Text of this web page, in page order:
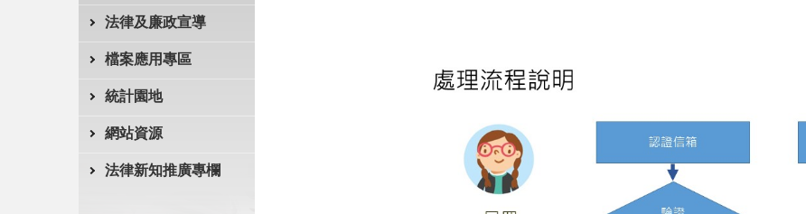
法律及廉政宣導
檔案應用專區
統計園地
網站資源
法律新知推廣專欄